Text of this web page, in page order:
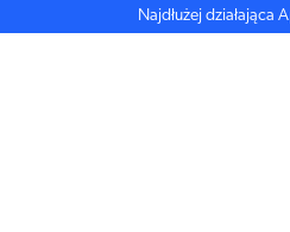
Najdłużej działająca